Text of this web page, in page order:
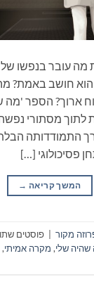
עובר בנפשו של
חושב באמת? מה
ארוך? הספר
לתוך מסתורי
התמודדותה
פסיכולוגי […]
המשך קריאה →
מקור | פוסטים
שהיה שלי, מקרה אמיתי,